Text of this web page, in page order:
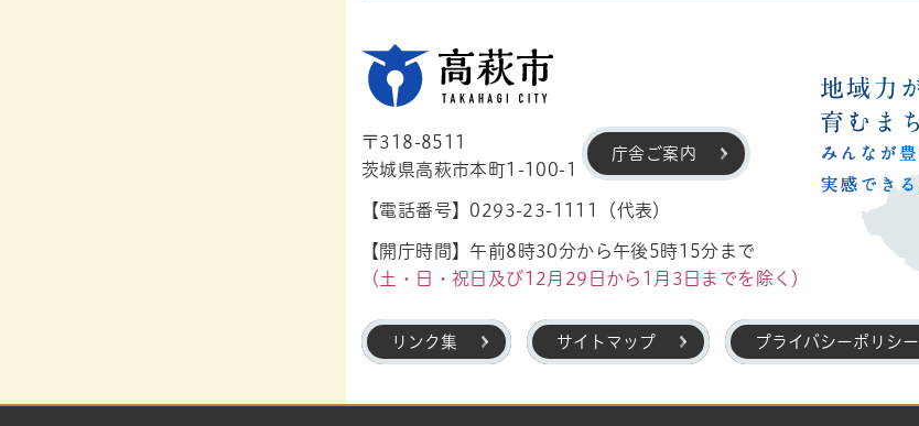
〒318-8511
茨城県高萩市本町1-100-1
【電話番号】0293-23-1111（代表）
【開庁時間】午前8時30分から午後5時15分まで
（土・日・祝日及び12月29日から1月3日までを除く）
庁舎ご案内
リンク集 サイトマップ プライバシーポリシー